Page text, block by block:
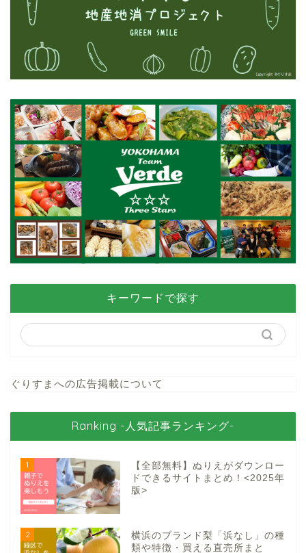
キーワードで探す
ぐりすまへの広告掲載について
Ranking -人気記事ランキング-
1
【全部無料】ぬりえがダウンロー
ドできるサイトまとめ！<2025年
版>
2
横浜のブランド梨「浜なし」の種
類や特徴・買える直売所まと